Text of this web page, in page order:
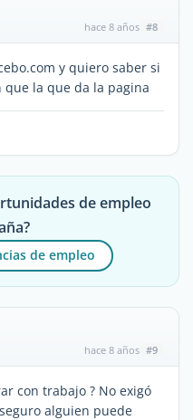
hace 8 años #8
y quiero saber si
la que da la pagina
de empleo
de empleo
hace 8 años #9
con trabajo ? No exigó
alguien puede